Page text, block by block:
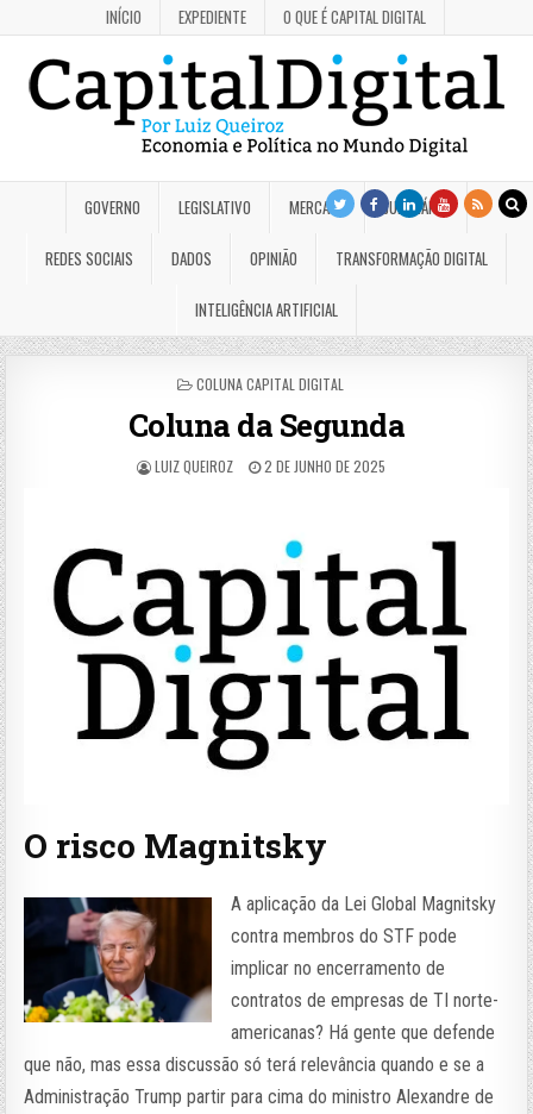
INÍCIO EXPEDIENTE O QUE É CAPITAL DIGITAL
GOVERNO LEGISLATIVO MERCADO JUDICIÁRIO
REDES SOCIAIS DADOS OPINIÃO TRANSFORMAÇÃO DIGITAL
INTELIGÊNCIA ARTIFICIAL
POSTED
COLUNA CAPITAL DIGITAL
Coluna da Segunda
LUIZ QUEIROZ 2 DE JUNHO DE 2025
O risco Magnitsky
A aplicação da Lei Global Magnitsky
contra membros do STF pode
implicar no encerramento de
contratos de empresas de TI norte-
americanas? Há gente que defende
que não, mas essa discussão só terá relevância quando e se a
Administração Trump partir para cima do ministro Alexandre de